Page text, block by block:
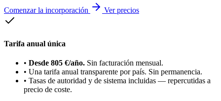
Comenzar la incorporación Ver precios
Tarifa anual única
• Desde 805 €/año. Sin facturación mensual.
• Una tarifa anual transparente por país. Sin permanencia.
• Tasas de autoridad y de sistema incluidas — repercutidas a
precio de coste.